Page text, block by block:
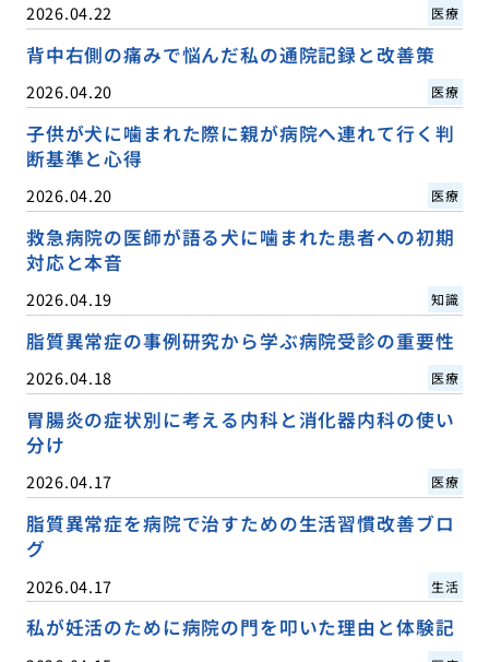
2026.04.22 医療
背中右側の痛みで悩んだ私の通院記録と改善策
2026.04.20 医療
子供が犬に噛まれた際に親が病院へ連れて行く判
断基準と心得
2026.04.20 医療
救急病院の医師が語る犬に噛まれた患者への初期
対応と本音
2026.04.19 知識
脂質異常症の事例研究から学ぶ病院受診の重要性
2026.04.18 医療
胃腸炎の症状別に考える内科と消化器内科の使い
分け
2026.04.17 医療
脂質異常症を病院で治すための生活習慣改善ブロ
グ
2026.04.17 生活
私が妊活のために病院の門を叩いた理由と体験記